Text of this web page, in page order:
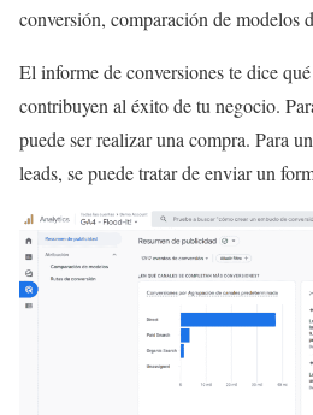
conversión, comparación de modelos
El informe de conversiones te dice
contribuyen al éxito de tu negocio.
puede ser realizar una compra. Para
leads, se puede tratar de enviar un